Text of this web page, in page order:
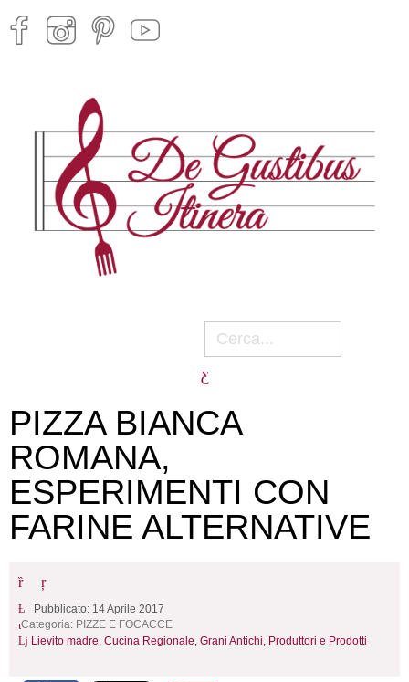
PIZZA BIANCA
ROMANA,
ESPERIMENTI CON
FARINE ALTERNATIVE
Pubblicato: 14 Aprile 2017
Categoria: PIZZE E FOCACCE
Lievito madre, Cucina Regionale, Grani Antichi, Produttori e Prodotti